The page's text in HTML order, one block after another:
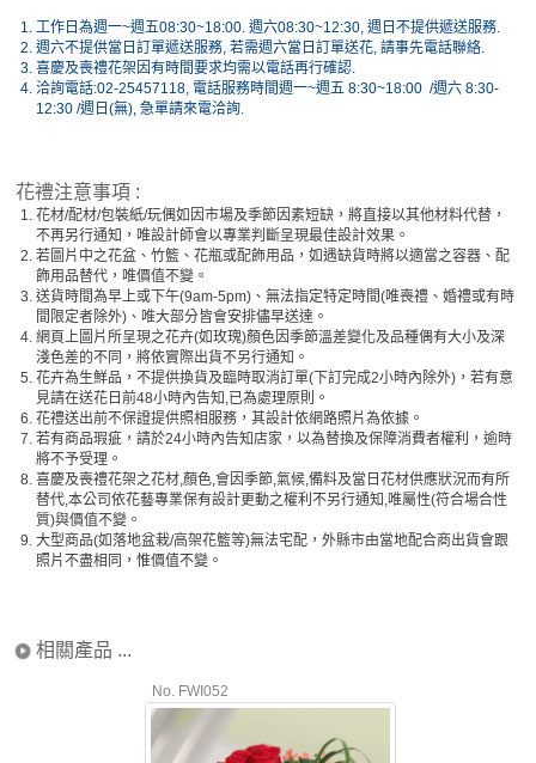
1. 工作日為週一~週五08:30~18:00. 週六08:30~12:30, 週日不提供遞送服務.
2. 週六不提供當日訂單遞送服務, 若需週六當日訂單送花, 請事先電話聯絡.
3. 喜慶及喪禮花架因有時間要求均需以電話再行確認.
4. 洽詢電話:02-25457118, 電話服務時間週一~週五 8:30~18:00 /週六 8:30-
12:30 /週日(無), 急單請來電洽詢.
花禮注意事項 :
1. 花材/配材/包裝紙/玩偶如因市場及季節因素短缺，將直接以其他材料代替，
不再另行通知，唯設計師會以專業判斷呈現最佳設計效果。
2. 若圖片中之花盆、竹籃、花瓶或配飾用品，如遇缺貨時將以適當之容器、配
飾用品替代，唯價值不變。
3. 送貨時間為早上或下午(9am-5pm)、無法指定特定時間(唯喪禮、婚禮或有時
間限定者除外)、唯大部分皆會安排儘早送達。
4. 網頁上圖片所呈現之花卉(如玫瑰)顏色因季節溫差變化及品種偶有大小及深
淺色差的不同，將依實際出貨不另行通知。
5. 花卉為生鮮品，不提供換貨及臨時取消訂單(下訂完成2小時內除外)，若有意
見請在送花日前48小時內告知,已為處理原則。
6. 花禮送出前不保證提供照相服務，其設計依網路照片為依據。
7. 若有商品瑕疵，請於24小時內告知店家，以為替換及保障消費者權利，逾時
將不予受理。
8. 喜慶及喪禮花架之花材,顏色,會因季節,氣候,備料及當日花材供應狀況而有所
替代,本公司依花藝專業保有設計更動之權利不另行通知,唯屬性(符合場合性
質)與價值不變。
9. 大型商品(如落地盆栽/高架花籃等)無法宅配，外縣市由當地配合商出貨會跟
照片不盡相同，惟價值不變。
相關產品 ...
No. FWI052